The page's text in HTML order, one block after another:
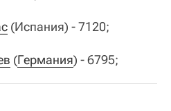
(Испания) - 7120;
(Германия) - 6795;